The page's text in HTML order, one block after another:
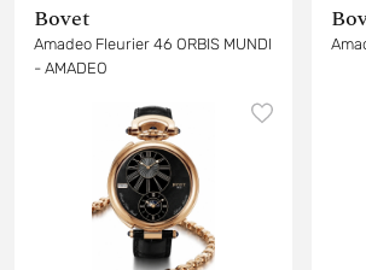
Bovet
Amadeo Fleurier 46 ORBIS MUNDI
- AMADEO